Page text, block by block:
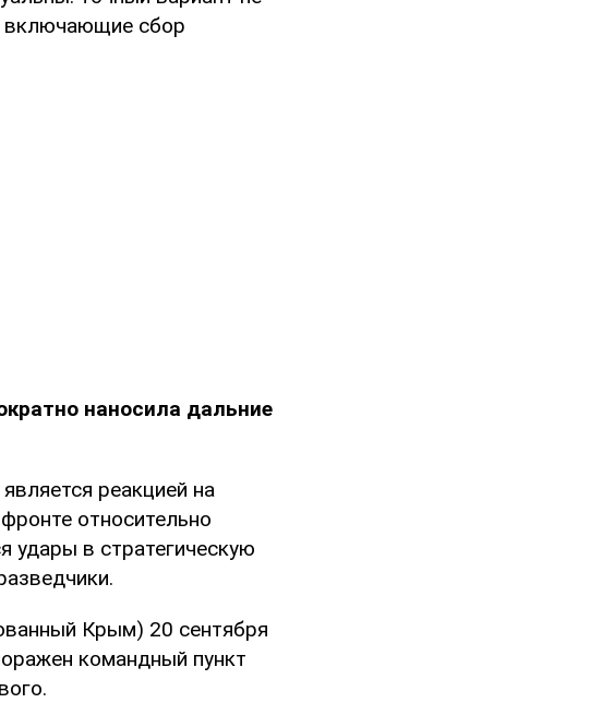
включающие сбор
наносила дальние
реакцией на
относительно
удары в стратегическую
Крым) 20 сентября
командный пункт